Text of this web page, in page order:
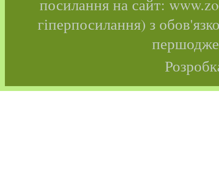
посилання на сайт:
гіперпосилання) з